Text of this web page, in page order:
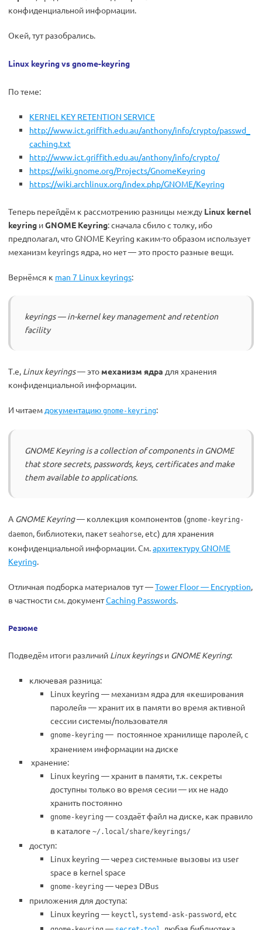
конфиденциальной информации.
Окей, тут разобрались.
Linux keyring vs gnome-keyring
По теме:
KERNEL KEY RETENTION SERVICE
http://www.ict.griffith.edu.au/anthony/info/crypto/passwd_
caching.txt
http://www.ict.griffith.edu.au/anthony/info/crypto/
https://wiki.gnome.org/Projects/GnomeKeyring
https://wiki.archlinux.org/index.php/GNOME/Keyring
Теперь перейдём к рассмотрению разницы между Linux kernel
keyring иGNOME Keyring: сначала сбило с толку, ибо
предполагал, что GNOME Keyring каким-то образом использует
механизм keyrings ядра, но нет — это просто разные вещи.
Вернёмся к man 7 Linux keyrings:
keyrings — in-kernel key management and retention
facility
Т.е, Linux keyrings— это механизм ядра для хранения
конфиденциальной информации.
И читаем документацию gnome-keyring:
GNOME Keyring is a collection of components in GNOME
that store secrets, passwords, keys, certificates and make
them available to applications.
А GNOME Keyring— коллекция компонентов (gnome-keyring-
daemon, библиотеки, пакет seahorse, etc) для хранения
конфиденциальной информации. См.архитектуру GNOME
Keyring.
Отличная подборка материалов тут —Tower Floor — Encryption,
в частности см. документCaching Passwords.
Резюме
Подведём итоги различий Linux keyringsи GNOME Keyring:
ключевая разница:
Linux keyring — механизм ядра для «кеширования
паролей» — хранит их в памяти во время активной
сессии системы/пользователя
gnome-keyring — постоянное хранилище паролей, с
хранением информации на диске
хранение:
Linux keyring — хранит в памяти, т.к. секреты
доступны только во время сесии — их не надо
хранить постоянно
gnome-keyring — создаёт файл на диске, как правило
в каталоге ~/.local/share/keyrings/
доступ:
Linux keyring — через системные вызовы из user
space в kernel space
gnome-keyring — через DBus
приложения для доступа:
Linux keyring — keyctl, systemd-ask-password , etc